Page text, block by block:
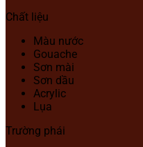
Chất liệu
Màu nước
Gouache
Sơn mài
Sơn dầu
Acrylic
Lụa
Trường phái